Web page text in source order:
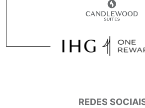
REDES